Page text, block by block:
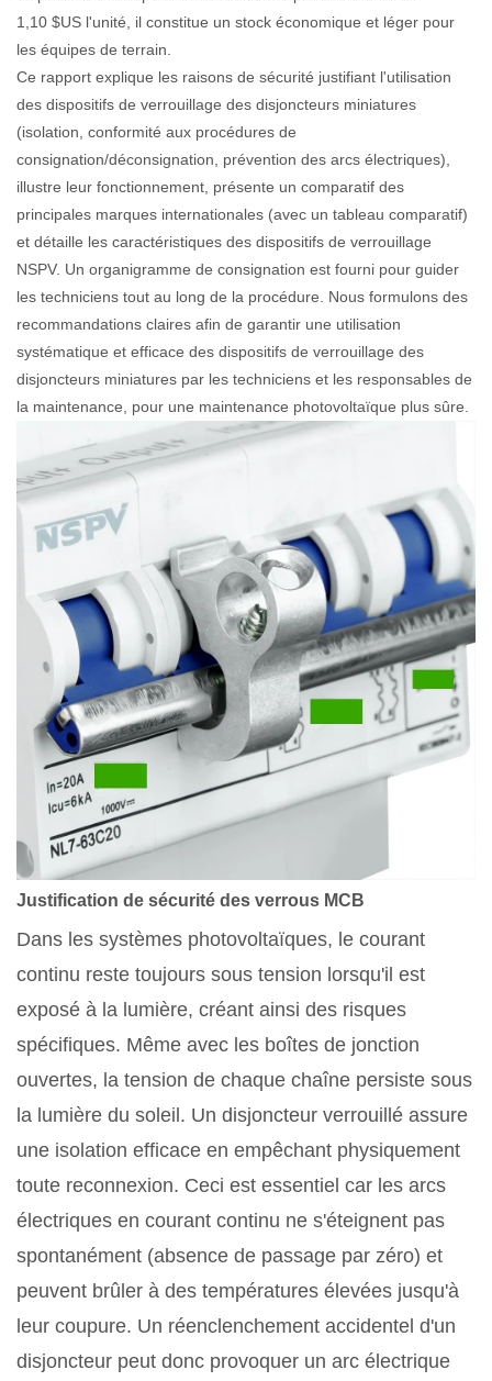
1,10 $US l'unité, il constitue un stock économique et léger pour
les équipes de terrain.
Ce rapport explique les raisons de sécurité justifiant l'utilisation
des dispositifs de verrouillage des disjoncteurs miniatures
(isolation, conformité aux procédures de
consignation/déconsignation, prévention des arcs électriques),
illustre leur fonctionnement, présente un comparatif des
principales marques internationales (avec un tableau comparatif)
et détaille les caractéristiques des dispositifs de verrouillage
NSPV. Un organigramme de consignation est fourni pour guider
les techniciens tout au long de la procédure. Nous formulons des
recommandations claires afin de garantir une utilisation
systématique et efficace des dispositifs de verrouillage des
disjoncteurs miniatures par les techniciens et les responsables de
la maintenance, pour une maintenance photovoltaïque plus sûre.
Justification de sécurité des verrous MCB
Dans les systèmes photovoltaïques, le courant
continu reste toujours sous tension lorsqu'il est
exposé à la lumière, créant ainsi des risques
spécifiques. Même avec les boîtes de jonction
ouvertes, la tension de chaque chaîne persiste sous
la lumière du soleil. Un disjoncteur verrouillé assure
une isolation efficace en empêchant physiquement
toute reconnexion. Ceci est essentiel car les arcs
électriques en courant continu ne s'éteignent pas
spontanément (absence de passage par zéro) et
peuvent brûler à des températures élevées jusqu'à
leur coupure. Un réenclenchement accidentel d'un
disjoncteur peut donc provoquer un arc électrique